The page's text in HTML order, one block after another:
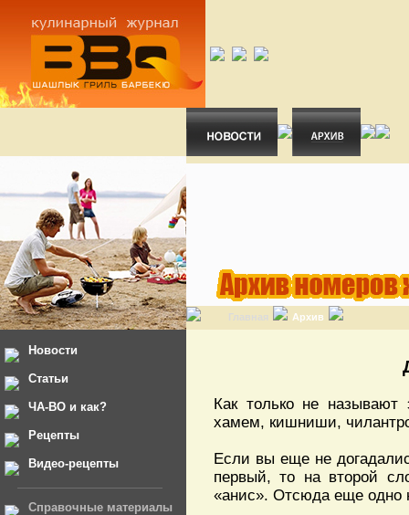
Главная Архив
Новости
Статьи
ЧА-ВО и как?
Рецепты
Видео-рецепты
Справочные материалы
Как только не
хамем, кишниши,
Если вы еще не
первый, то на второй
«анис». Отсюда еще одно